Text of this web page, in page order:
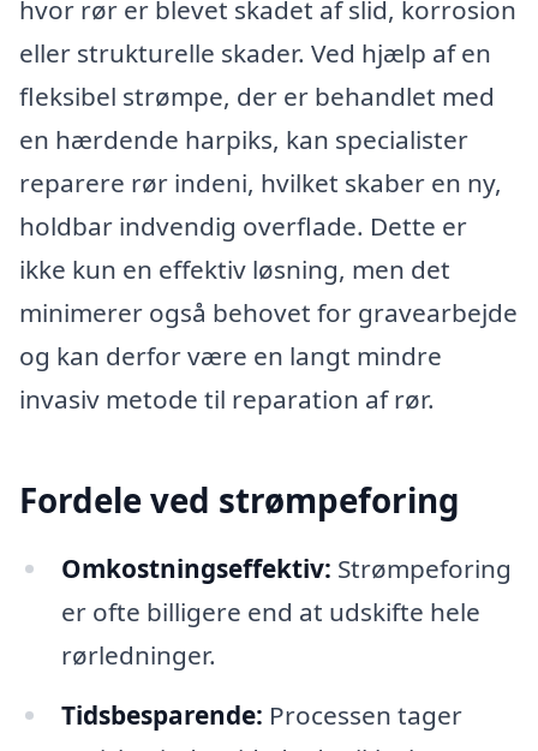
hvor rør er blevet skadet af slid, korrosion
eller strukturelle skader. Ved hjælp af en
fleksibel strømpe, der er behandlet med
en hærdende harpiks, kan specialister
reparere rør indeni, hvilket skaber en ny,
holdbar indvendig overflade. Dette er
ikke kun en effektiv løsning, men det
minimerer også behovet for gravearbejde
og kan derfor være en langt mindre
invasiv metode til reparation af rør.
Fordele ved strømpeforing
Omkostningseffektiv: Strømpeforing
er ofte billigere end at udskifte hele
rørledninger.
Tidsbesparende: Processen tager